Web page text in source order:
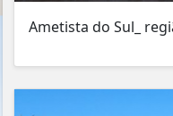
Ametista do Sul_